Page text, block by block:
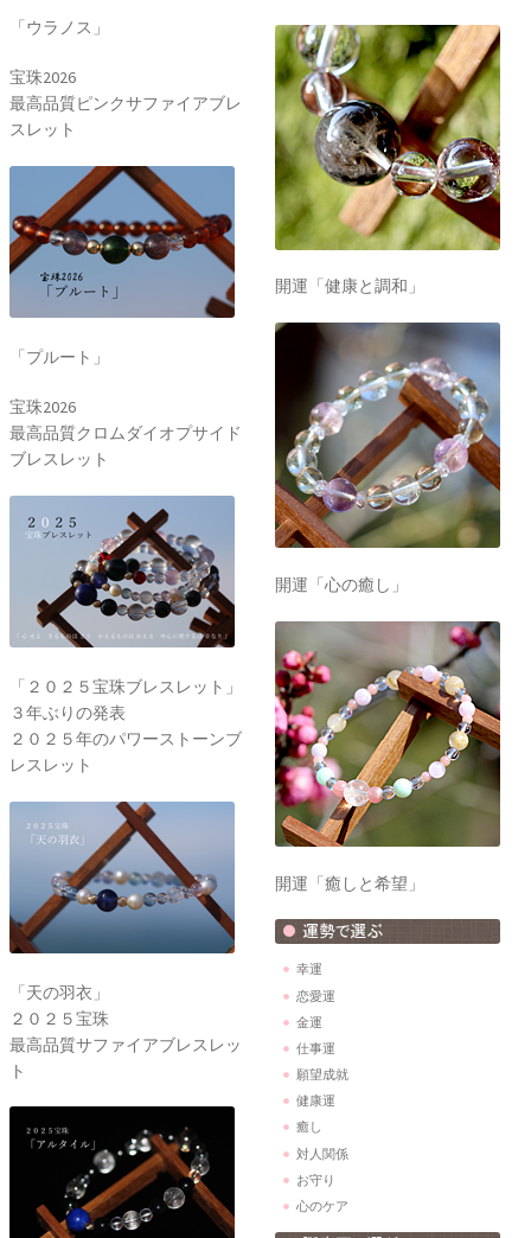
「ウラノス」
宝珠2026
最高品質ピンクサファイアブレ
スレット
「プルート」
宝珠2026
最高品質クロムダイオプサイド
ブレスレット
「２０２５宝珠ブレスレット」
３年ぶりの発表
２０２５年のパワーストーンブ
レスレット
「天の羽衣」
２０２５宝珠
最高品質サファイアブレスレッ
ト
開運「健康と調和」
開運「心の癒し」
開運「癒しと希望」
幸運
恋愛運
金運
仕事運
願望成就
健康運
癒し
対人関係
お守り
心のケア